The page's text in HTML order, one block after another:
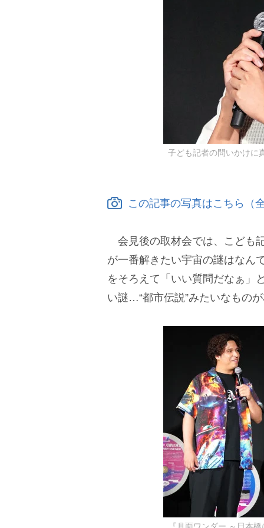
子ども記者の問いかけに
この記事の写真はこちら（
会見後の取材会では、こども
が一番解きたい宇宙の謎はなん
をそろえて「いい質問だなぁ」
い謎…“都市伝説”みたいなもの